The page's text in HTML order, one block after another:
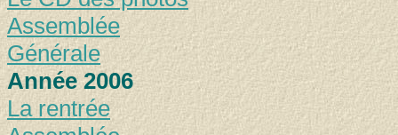
Assemblée
Générale
Année 2006
La rentrée